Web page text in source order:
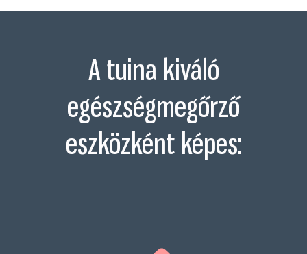
A tuina kiváló
egészségmegőrző
eszközként képes: